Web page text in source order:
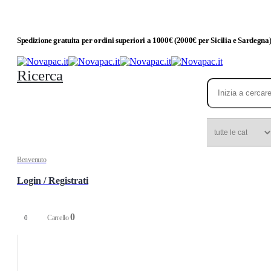
Spedizione gratuita per ordini superiori a 1000€ (2000€ per Sicilia e Sardegna)
Ricerca
Benvenuto
Login / Registrati
0 Carrello0